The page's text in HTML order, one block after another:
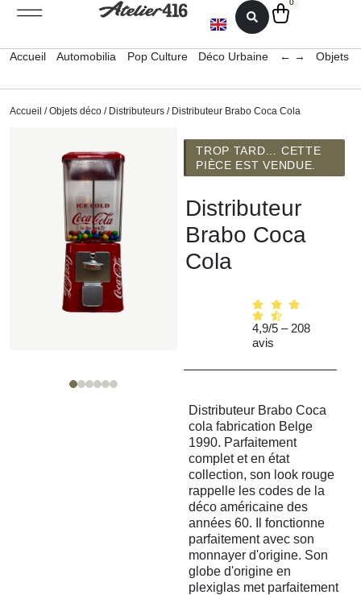
0
Accueil Automobilia Pop Culture Déco Urbaine ← → Objets
Accueil /Objets déco / Distributeurs / Distributeur Brabo Coca Cola
TROP TARD… CETTE
PIÈCE EST VENDUE.
Distributeur
Brabo Coca
Cola
4,9/5 – 208
avis
Distributeur Brabo Coca
cola fabrication Belge
1990. Parfaitement
complet et en état
collection, son look rouge
rappelle les codes de la
déco américaine des
années 60. Il fonctionne
parfaitement avec son
monnayer d'origine. Son
globe d'origine en
plexiglas met parfaitement